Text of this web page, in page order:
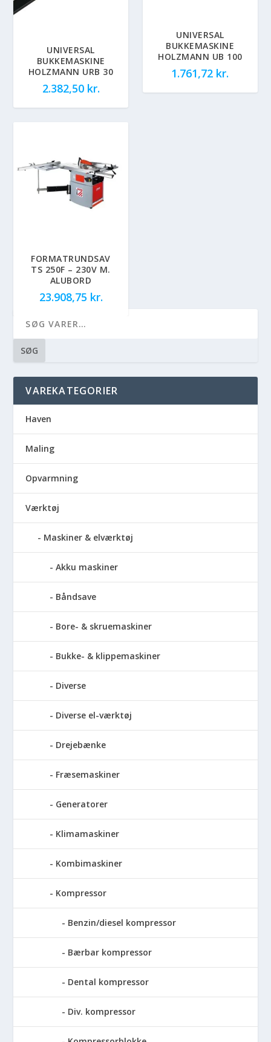
UNIVERSAL
BUKKEMASKINE
HOLZMANN URB 30
2.382,50 kr.
UNIVERSAL
BUKKEMASKINE
HOLZMANN UB 100
1.761,72 kr.
FORMATRUNDSAV
TS 250F – 230V M.
ALUBORD
23.908,75 kr.
SØG
VAREKATEGORIER
Haven
Maling
Opvarmning
Værktøj
Maskiner & elværktøj
Akku maskiner
Båndsave
Bore- & skruemaskiner
Bukke- & klippemaskiner
Diverse
Diverse el-værktøj
Drejebænke
Fræsemaskiner
Generatorer
Klimamaskiner
Kombimaskiner
Kompressor
Benzin/diesel kompressor
Bærbar kompressor
Dental kompressor
Div. kompressor